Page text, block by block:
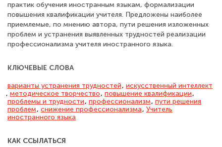
практик обучения иностранным языкам, формализации
повышения квалификации учителя. Предложены наиболее
приемлемые, по мнению автора, пути решения изложенных
проблем и устранения выявленных трудностей реализации
профессионализма учителя иностранного языка.
КЛЮЧЕВЫЕ СЛОВА
варианты устранения трудностей, искусственный интеллект
, методическое творчество, повышение квалификации,
проблемы и трудности, профессионализм, пути решения
проблем, снижение профессионализма, Учитель
иностранного языка
КАК ССЫЛАТЬСЯ